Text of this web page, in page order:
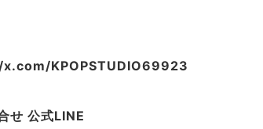
KPOPSTUDIO69923
せ 公式LINE